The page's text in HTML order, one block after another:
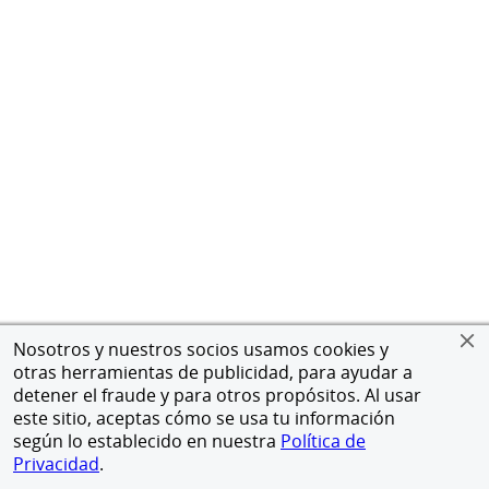
Nosotros y nuestros socios usamos cookies y
otras herramientas de publicidad, para ayudar a
detener el fraude y para otros propósitos. Al usar
este sitio, aceptas cómo se usa tu información
según lo establecido en nuestra Política de
Privacidad.